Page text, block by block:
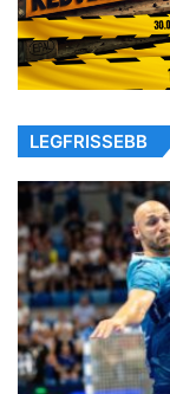
LEGFRISSEBB